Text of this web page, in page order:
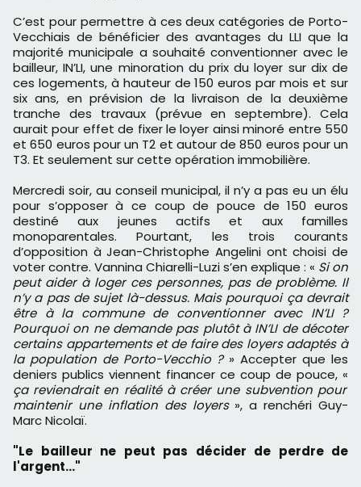
C’est pour permettre à ces deux catégories de Porto-
Vecchiais de bénéficier des avantages du LLI que la
majorité municipale a souhaité conventionner avec le
bailleur, IN’LI, une minoration du prix du loyer sur dix de
ces logements, à hauteur de 150 euros par mois et sur
six ans, en prévision de la livraison de la deuxième
tranche des travaux (prévue en septembre). Cela
aurait pour effet de fixer le loyer ainsi minoré entre 550
et 650 euros pour un T2 et autour de 850 euros pour un
T3. Et seulement sur cette opération immobilière.
Mercredi soir, au conseil municipal, il n’y a pas eu un élu
pour s’opposer à ce coup de pouce de 150 euros
destiné aux jeunes actifs et aux familles
monoparentales. Pourtant, les trois courants
d’opposition à Jean-Christophe Angelini ont choisi de
voter contre. Vannina Chiarelli-Luzi s’en explique : « Si on
peut aider à loger ces personnes, pas de problème. Il
n’y a pas de sujet là-dessus. Mais pourquoi ça devrait
être à la commune de conventionner avec IN’LI ?
Pourquoi on ne demande pas plutôt à IN’LI de décoter
certains appartements et de faire des loyers adaptés à
la population de Porto-Vecchio ?» Accepter que les
deniers publics viennent financer ce coup de pouce, «
ça reviendrait en réalité à créer une subvention pour
maintenir une inflation des loyers», a renchéri Guy-
Marc Nicolaï.
"Le bailleur ne peut pas décider de perdre de
l'argent..."